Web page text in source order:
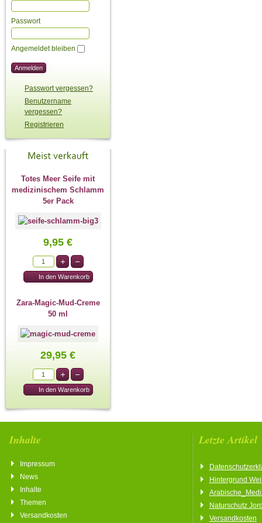
Passwort
Angemeldet bleiben
Passwort vergessen?
Benutzername
vergessen?
Registrieren
Totes Meer Seife mit
medizinischem Schlamm
5er Pack
9,95 €
Zara-Magic-Mud-Creme
50 ml
29,95 €
Inhalte
Impressum
News
Inhalte
Themen
Versandkosten
Letzte Artikel
Hintergrund
Naturschutz
Versandkosten